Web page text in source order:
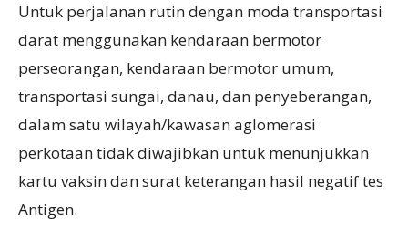
Untuk perjalanan rutin dengan moda transportasi
darat menggunakan kendaraan bermotor
perseorangan, kendaraan bermotor umum,
transportasi sungai, danau, dan penyeberangan,
dalam satu wilayah/kawasan aglomerasi
perkotaan tidak diwajibkan untuk menunjukkan
kartu vaksin dan surat keterangan hasil negatif tes
Antigen.